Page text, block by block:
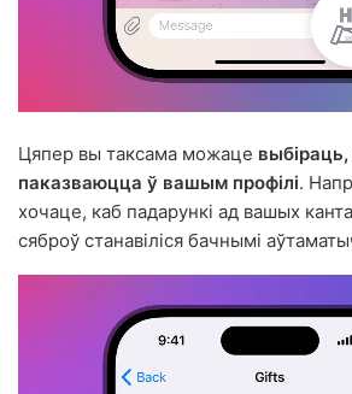
Цяпер вы таксама можаце выбіраць,
паказваюцца ў вашым профілі.
хочаце, каб падарункі ад вашых
сяброў станавіліся бачнымі